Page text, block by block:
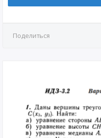
Поделиться